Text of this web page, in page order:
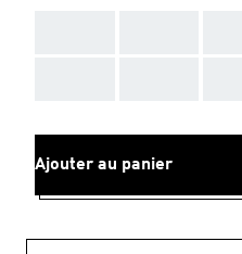
Ajouter au panier